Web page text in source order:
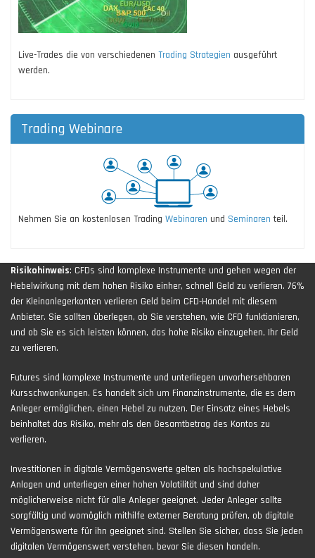
Live-Trades die von verschiedenen Trading Strategien ausgeführt
werden.
Trading Webinare
Nehmen Sie an kostenlosen Trading Webinaren und Seminaren teil.
Risikohinweis: CFDs sind komplexe Instrumente und gehen wegen der
Hebelwirkung mit dem hohen Risiko einher, schnell Geld zu verlieren. 76%
der Kleinanlegerkonten verlieren Geld beim CFD-Handel mit diesem
Anbieter. Sie sollten überlegen, ob Sie verstehen, wie CFD funktionieren,
und ob Sie es sich leisten können, das hohe Risiko einzugehen, Ihr Geld
zu verlieren.
Futures sind komplexe Instrumente und unterliegen unvorhersehbaren
Kursschwankungen. Es handelt sich um Finanzinstrumente, die es dem
Anleger ermöglichen, einen Hebel zu nutzen. Der Einsatz eines Hebels
beinhaltet das Risiko, mehr als den Gesamtbetrag des Kontos zu
verlieren.
Investitionen in digitale Vermögenswerte gelten als hochspekulative
Anlagen und unterliegen einer hohen Volatilität und sind daher
möglicherweise nicht für alle Anleger geeignet. Jeder Anleger sollte
sorgfältig und womöglich mithilfe externer Beratung prüfen, ob digitale
Vermögenswerte für ihn geeignet sind. Stellen Sie sicher, dass Sie jeden
digitalen Vermögenswert verstehen, bevor Sie diesen handeln.